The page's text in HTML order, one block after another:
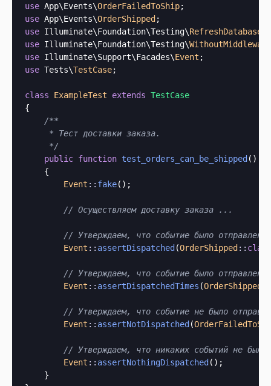
use App\Events\OrderFailedToShip
use App\Events\OrderShipped
use Illuminate\Foundation\Testing\RefreshDatabase
use Illuminate\Foundation\Testing\WithoutMiddleware
use Illuminate\Support\Facades\Event
use Tests\TestCase;
class ExampleTest extends TestCase
{
/**
     * Тест доставки заказа.
     */
public function test_orders_can_be_shipped ()
    {
Event :: fake();
// Осуществляем доставку заказа ...
// Утверждаем, что событие было
Event :: assertDispatched (OrderShipped :: class
// Утверждаем, что событие было
Event :: assertDispatchedTimes (OrderShipped
// Утверждаем, что событие не было
Event :: assertNotDispatched (
// Утверждаем, что никаких событий не
Event :: assertNothingDispatched ();
    }